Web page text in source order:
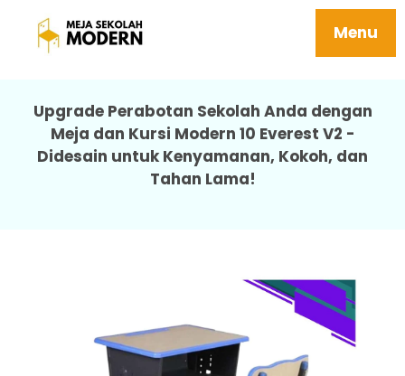
Menu
Harga Meja Sekolah Sd Tersedia Berbagai
Ukuran 10 Everest V2
Upgrade Perabotan Sekolah Anda dengan
Meja dan Kursi Modern 10 Everest V2 -
Didesain untuk Kenyamanan, Kokoh, dan
Tahan Lama!